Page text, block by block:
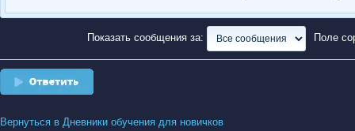
Показать сообщения за: Поле
Ответить
Вернуться в Дневники обучения для новичков